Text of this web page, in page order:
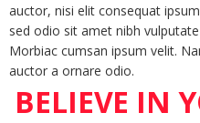
auctor, nisi elit consequat
sed odio sit amet nibh
Morbiac cumsan ipsum velit.
auctor a ornare odio.
BELIEVE IN